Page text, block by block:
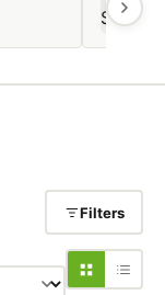
Filters